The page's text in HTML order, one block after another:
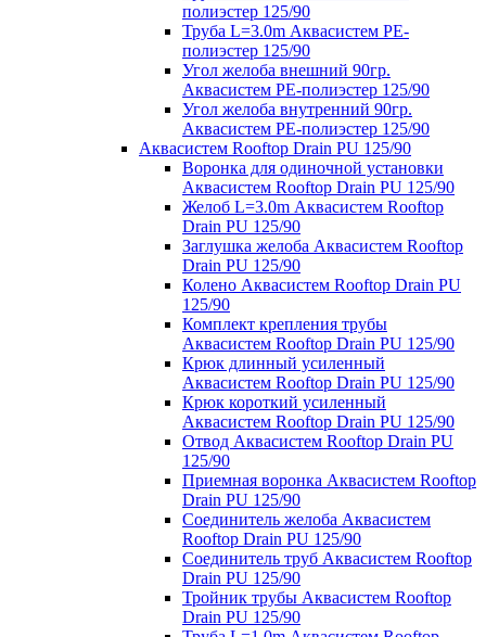
полиэстер 125/90
Труба L=3.0m Аквасистем PE-
полиэстер 125/90
Угол желоба внешний 90гр.
Аквасистем PE-полиэстер 125/90
Угол желоба внутренний 90гр.
Аквасистем PE-полиэстер 125/90
Аквасистем Rooftop Drain PU 125/90
Воронка для одиночной установки
Аквасистем Rooftop Drain PU 125/90
Желоб L=3.0m Аквасистем Rooftop
Drain PU 125/90
Заглушка желоба Аквасистем Rooftop
Drain PU 125/90
Колено Аквасистем Rooftop Drain PU
125/90
Комплект крепления трубы
Аквасистем Rooftop Drain PU 125/90
Крюк длинный усиленный
Аквасистем Rooftop Drain PU 125/90
Крюк короткий усиленный
Аквасистем Rooftop Drain PU 125/90
Отвод Аквасистем Rooftop Drain PU
125/90
Приемная воронка Аквасистем Rooftop
Drain PU 125/90
Соединитель желоба Аквасистем
Rooftop Drain PU 125/90
Соединитель труб Аквасистем Rooftop
Drain PU 125/90
Тройник трубы Аквасистем Rooftop
Drain PU 125/90